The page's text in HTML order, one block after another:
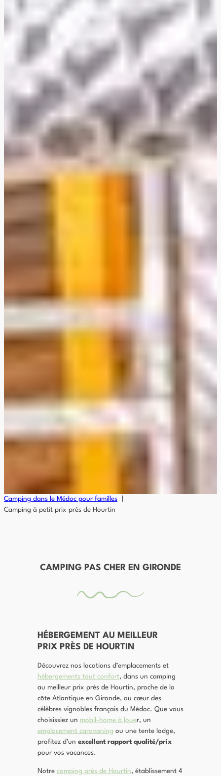
Camping dans le Médoc pour familles
Camping à petit prix près de Hourtin
CAMPING PAS CHER EN GIRONDE
HÉBERGEMENT AU MEILLEUR
PRIX PRÈS DE HOURTIN
Découvrez nos locations d’emplacements et
hébergements tout confort, dans un camping
au meilleur prix près de Hourtin, proche de la
côte Atlantique en Gironde, au cœur des
célèbres vignobles français du Médoc. Que vous
choisissiez un mobil-home à louer, un
emplacement caravaning ou une tente lodge,
profitez d’un excellent rapport qualité/prix
pour vos vacances.
Notre camping près de Hourtin, établissement 4